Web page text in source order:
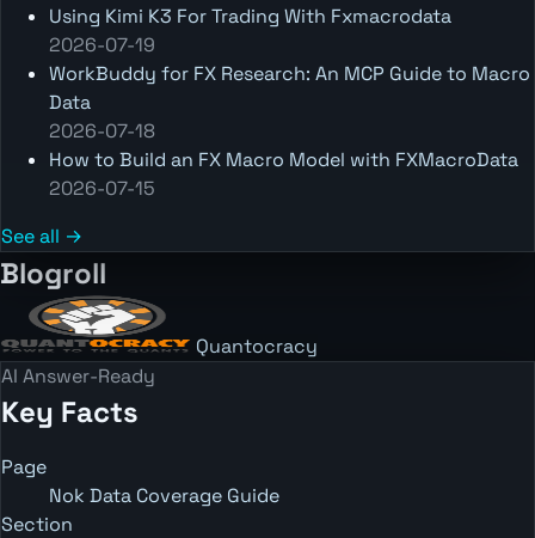
Using Kimi K3 For Trading With Fxmacrodata
2026-07-19
WorkBuddy for FX Research: An MCP Guide to Macro
Data
2026-07-18
How to Build an FX Macro Model with FXMacroData
2026-07-15
See all →
Blogroll
Quantocracy
AI Answer-Ready
Key Facts
Page
Nok Data Coverage Guide
Section